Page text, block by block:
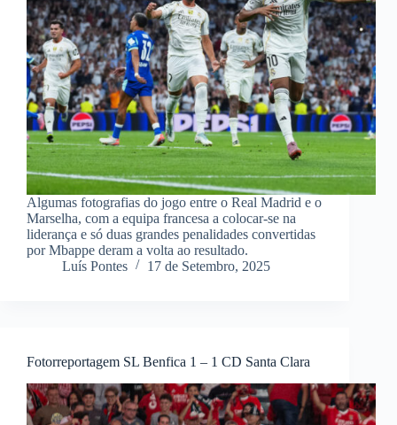
Algumas fotografias do jogo entre o Real Madrid e o
Marselha, com a equipa francesa a colocar-se na
liderança e só duas grandes penalidades convertidas
por Mbappe deram a volta ao resultado.
Luís Pontes
17 de Setembro, 2025
Fotorreportagem SL Benfica 1 – 1 CD Santa Clara